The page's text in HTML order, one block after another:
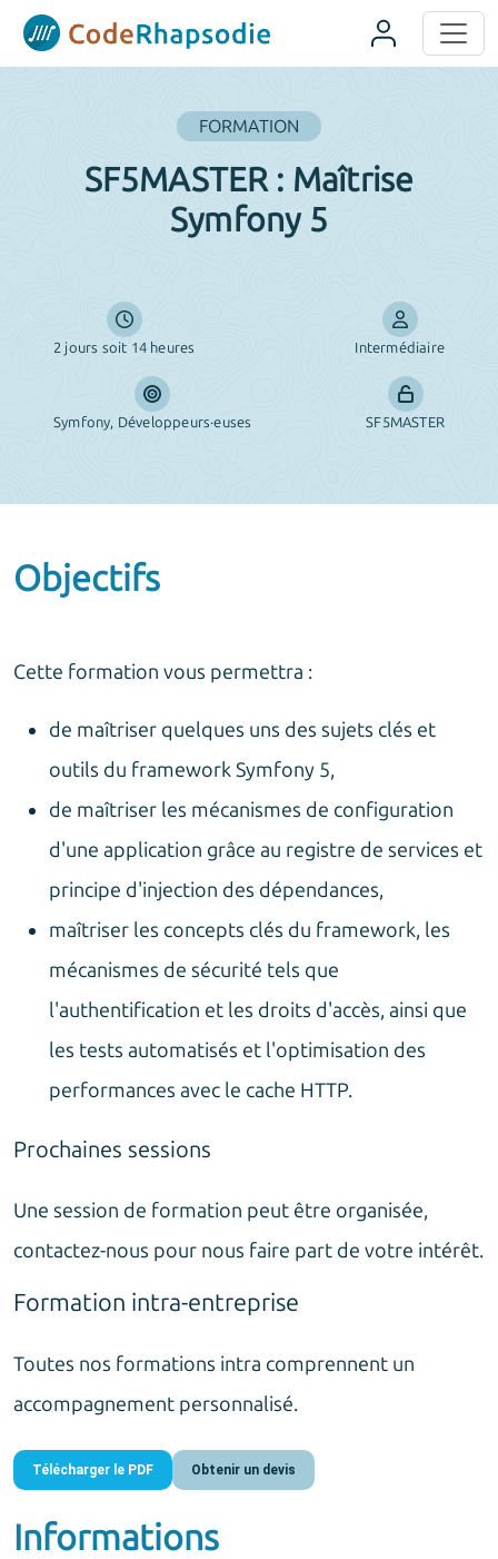
FORMATION
SF5MASTER : Maîtrise
Symfony 5
2 jours soit 14 heures Intermédiaire
Symfony, Développeurs·euses SF5MASTER
Objectifs
Cette formation vous permettra :
de maîtriser quelques uns des sujets clés et
outils du framework Symfony 5,
de maîtriser les mécanismes de configuration
d'une application grâce au registre de services et
principe d'injection des dépendances,
maîtriser les concepts clés du framework, les
mécanismes de sécurité tels que
l'authentification et les droits d'accès, ainsi que
les tests automatisés et l'optimisation des
performances avec le cache HTTP.
Prochaines sessions
Une session de formation peut être organisée,
contactez-nous pour nous faire part de votre intérêt.
Formation intra-entreprise
Toutes nos formations intra comprennent un
accompagnement personnalisé.
Télécharger le PDF Obtenir un devis
Informations
Panneau de gestion des cookies